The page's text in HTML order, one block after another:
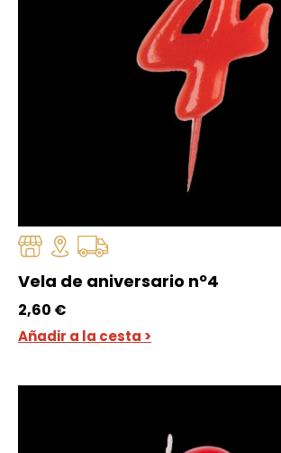
Vela de aniversario nº4
2,60 €
Añadir a la cesta >